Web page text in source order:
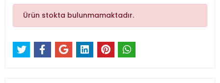
Ürün stokta bulunmamaktadır.